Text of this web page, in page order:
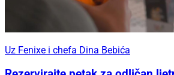
Uz Fenixe i chefa Dina Bebića